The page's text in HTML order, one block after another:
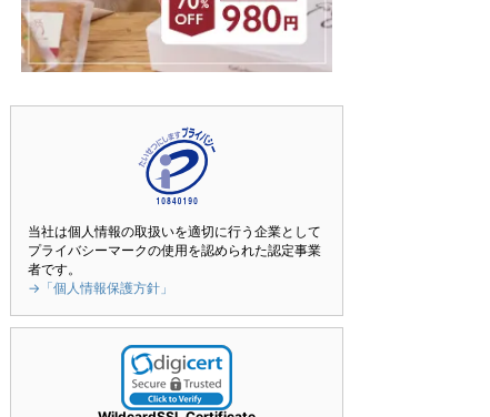
当社は個人情報の取扱いを適切に行う企業として
プライバシーマークの使用を認められた認定事業
者です。
→「個人情報保護方針」